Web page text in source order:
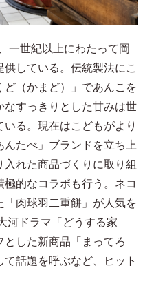
一世紀以上にわたって岡
している。伝統製法にこ
（かまど）」であんこを
すっきりとした甘みは世
る。現在はこどもがより
たべ」ブランドを立ち上
れた商品づくりに取り組
的なコラボも行う。ネコ
肉球羽二重餅」が人気を
河ドラマ「どうする家
とした新商品「まってろ
話題を呼ぶなど、ヒット